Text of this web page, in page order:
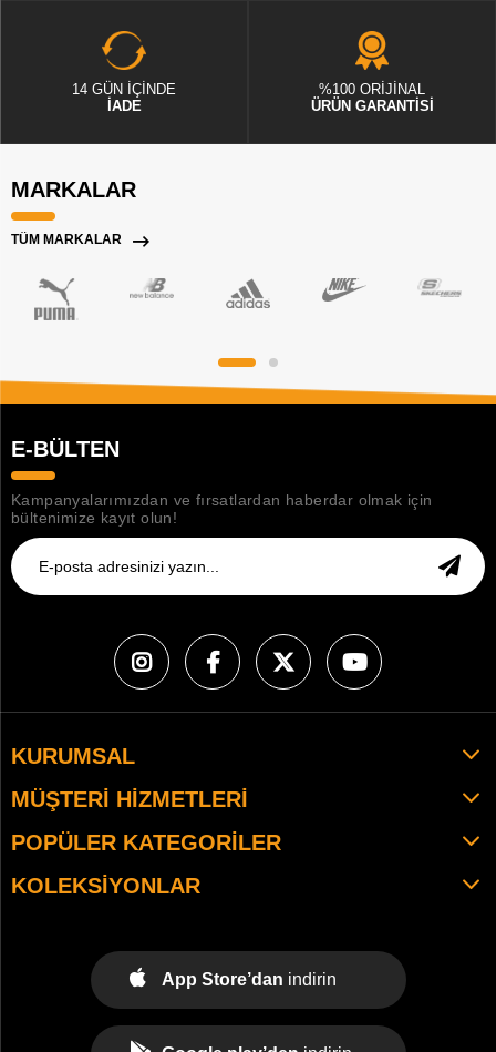
14 GÜN İÇİNDE
İADE
%100 ORİJİNAL
ÜRÜN GARANTİSİ
MARKALAR
TÜM MARKALAR
E-BÜLTEN
Kampanyalarımızdan ve fırsatlardan haberdar olmak için
bültenimize kayıt olun!
KURUMSAL
MÜŞTERI HIZMETLERI
POPÜLER KATEGORILER
KOLEKSIYONLAR
App Store’dan indirin